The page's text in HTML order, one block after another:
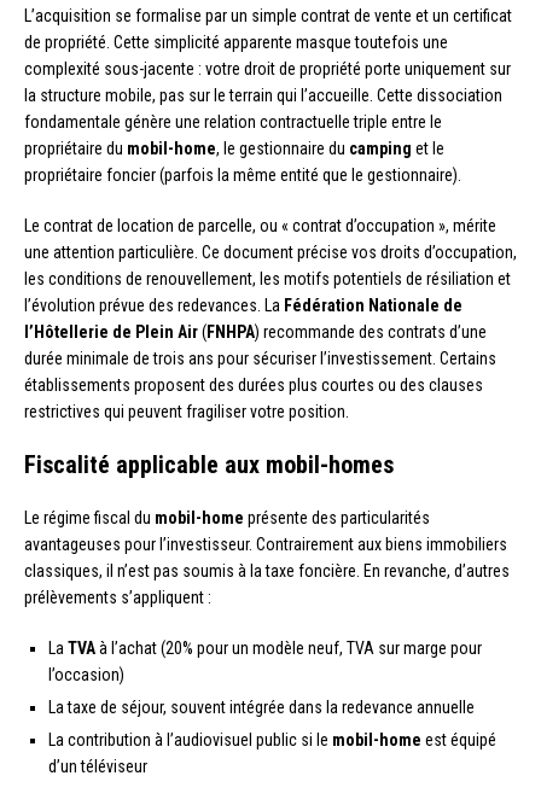
L’acquisition se formalise par un simple contrat de vente et un certificat
de propriété. Cette simplicité apparente masque toutefois une
complexité sous-jacente : votre droit de propriété porte uniquement sur
la structure mobile, pas sur le terrain qui l’accueille. Cette dissociation
fondamentale génère une relation contractuelle triple entre le
propriétaire du mobil-home, le gestionnaire du camping et le
propriétaire foncier (parfois la même entité que le gestionnaire).
Le contrat de location de parcelle, ou « contrat d’occupation », mérite
une attention particulière. Ce document précise vos droits d’occupation,
les conditions de renouvellement, les motifs potentiels de résiliation et
l’évolution prévue des redevances. La Fédération Nationale de
l’Hôtellerie de Plein Air(FNHPA) recommande des contrats d’une
durée minimale de trois ans pour sécuriser l’investissement. Certains
établissements proposent des durées plus courtes ou des clauses
restrictives qui peuvent fragiliser votre position.
Fiscalité applicable aux mobil-homes
Le régime fiscal du mobil-home présente des particularités
avantageuses pour l’investisseur. Contrairement aux biens immobiliers
classiques, il n’est pas soumis à la taxe foncière. En revanche, d’autres
prélèvements s’appliquent :
La TVAà l’achat (20% pour un modèle neuf, TVA sur marge pour
l’occasion)
La taxe de séjour, souvent intégrée dans la redevance annuelle
La contribution à l’audiovisuel public si le mobil-home est équipé
d’un téléviseur